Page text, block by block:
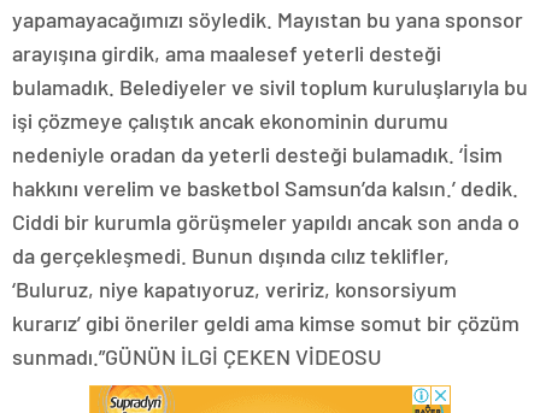
yapamayacağımızı söyledik. Mayıstan bu yana sponsor
arayışına girdik, ama maalesef yeterli desteği
bulamadık. Belediyeler ve sivil toplum kuruluşlarıyla bu
işi çözmeye çalıştık ancak ekonominin durumu
nedeniyle oradan da yeterli desteği bulamadık. ‘İsim
hakkını verelim ve basketbol Samsun’da kalsın.’ dedik.
Ciddi bir kurumla görüşmeler yapıldı ancak son anda o
da gerçekleşmedi. Bunun dışında cılız teklifler,
‘Buluruz, niye kapatıyoruz, veririz, konsorsiyum
kurarız’ gibi öneriler geldi ama kimse somut bir çözüm
sunmadı.”GÜNÜN İLGİ ÇEKEN VİDEOSU